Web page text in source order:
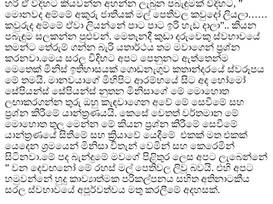
හරි ඒ විදිහට කියවන්න අහන්න ලැබුන පබැඳුමක් විදිහට, ”
මොනවද අම්මේ අකුරු ජාතියක් මල් පෙතිවල කවුදෝ ලියලා……
කවුරුද අම්මේ ඒවා ලියන්නේ පාට පාට ඉරි හැඩ දාලා”.. කියන
පබැඳුම සලකන්න පුළුවන්. මෙතැනදී කුඩා දරුවෙකු ස්වභාවයේ
තමන්ට තේරුම් ගන්න බැරි යතාර්ථය තම මවාගෙන් ප්‍රශ්න
කරනවා.මෙය සරල විදිහට අපට පෙනුනට ඇත්තෙන්ම
මෙතෙක් මිනිස් ඉතිහාසයක් ගොඩනැගුව කතාන්දරයේ ස්වරූපය
මේ තමයි. මානවයාගේ මිහිපිට ආරම්භයේ සිට අද හෝමෝ
සේපියන්ස් සේපියන්ස් නුතන මිනිසාගේ මේ මොහොත
ලඟාකරගන්න තුරු ඔහු කැඳවාගෙන අවේ මේ සෙවීමේ සහ
ප්‍රශ්න කිරීමේ යාන්ත්‍රණයයි. කෙසේ වෙතත් වර්තමාන මේ
මොහොත තුල මෙන්න මේ කියන ප්‍රශ්න කිරීමේ සෙවීමේ
යාන්ත්‍රණයේ සිතීමේ සහ ක්‍රියාවේ යෙදීමේ එකක් මත එකක්
යෙදෙන ශ්‍රමයෙන් මිනිසා විතැන් වෙමින් සහ කෙරෙමින්
සිටිනවා.මේ පද බැන්දුමේ මවගේ පිළිතුර ලෙස අපට ලැබෙන්නේ
” වන දෙවඟනෝ මේ රහස් මල් පෙතිවල ලිවූ බවයි. එහි අපට
හමුවන්නේ හුදු කාව්‍යාත්මක පරිකල්පනය සහිත අතිනාටකීය
සරල ස්වභාවයේ අපූර්වත්වය මතු කරලීමේ අදහසක්.